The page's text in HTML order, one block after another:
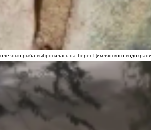
рыба выбросилась на берег Цимлянского